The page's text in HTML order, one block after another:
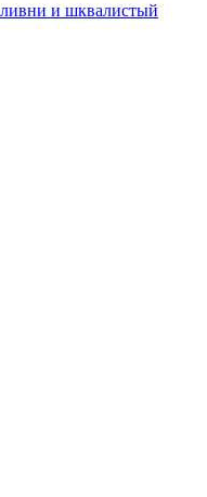
ливни и шквалистый